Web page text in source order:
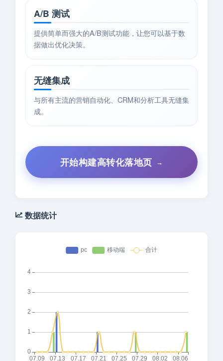
A/B 测试
提供简单而强大的A/B测试功能，让您可以基于数
据做出优化决策。
无缝集成
与所有主流的营销自动化、CRM和分析工具无缝集
成。
开始构建高转化落地页
数据统计